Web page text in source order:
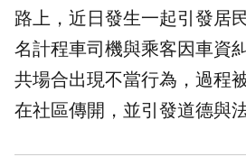
路上，近日發生一起引發居
名計程車司機與乘客因車資
共場合出現不當行為，過程
在社區傳開，並引發道德與